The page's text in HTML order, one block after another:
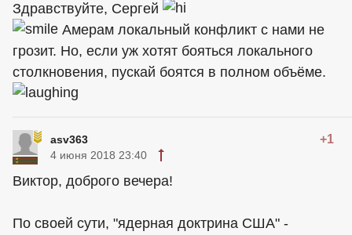
Здравствуйте, Сергей
Амерaм локальный конфликт с нами не
грозит. Но, если уж хотят бояться локального
столкновения, пускай боятся в полном объёме.
asv363 +1
4 июня 2018 23:40
Виктор, доброго вечера!
По своей сути, "ядерная доктрина США" -